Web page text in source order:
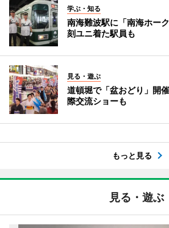
学ぶ・知る
南海難波駅に「南海ホー
刻ユニ着た駅員も
見る・遊ぶ
道頓堀で「盆おどり」開
際交流ショーも
もっと見る
見る・遊ぶ